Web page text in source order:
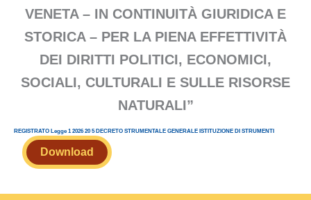
VENETA – IN CONTINUITÀ GIURIDICA E
STORICA – PER LA PIENA EFFETTIVITÀ
DEI DIRITTI POLITICI, ECONOMICI,
SOCIALI, CULTURALI E SULLE RISORSE
NATURALI”
REGISTRATO Legge 1 2026 20 5 DECRETO STRUMENTALE GENERALE ISTITUZIONE DI STRUMENTI
Download